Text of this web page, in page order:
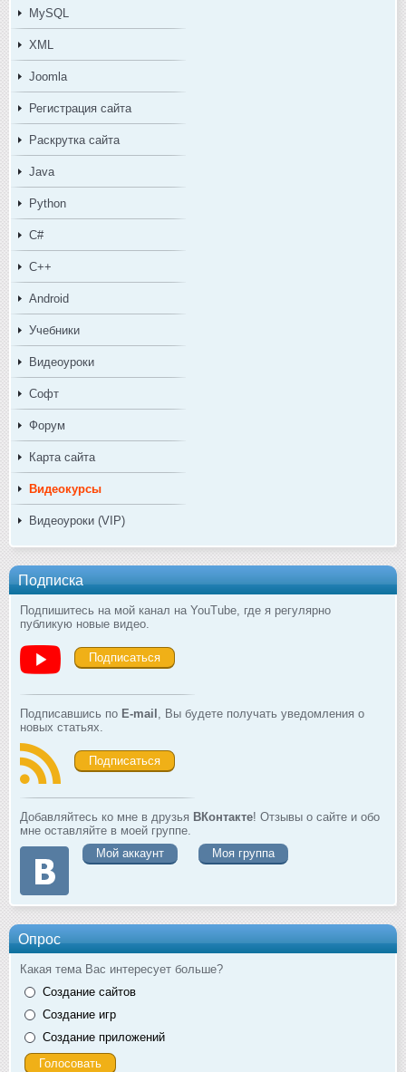
MySQL
XML
Joomla
Регистрация сайта
Раскрутка сайта
Java
Python
C#
C++
Android
Учебники
Видеоуроки
Софт
Форум
Карта сайта
Видеокурсы
Видеоуроки (VIP)
Подписка
Подпишитесь на мой канал на YouTube, где я регулярно
публикую новые видео.
Подписаться
Подписавшись по E-mail , Вы будете получать уведомления о
новых статьях.
Подписаться
Добавляйтесь ко мне в друзья ВКонтакте! Отзывы о сайте и обо
мне оставляйте в моей группе.
Мой аккаунт
Моя группа
Опрос
Какая тема Вас интересует больше?
Создание сайтов
Создание игр
Создание приложений